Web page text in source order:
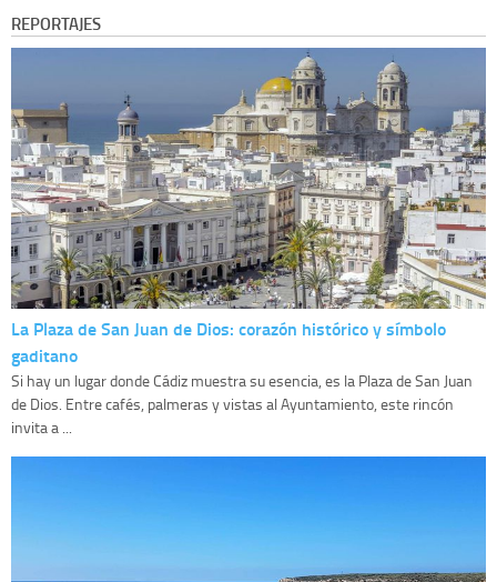
REPORTAJES
La Plaza de San Juan de Dios: corazón histórico y símbolo
gaditano
Si hay un lugar donde Cádiz muestra su esencia, es la Plaza de San Juan
de Dios. Entre cafés, palmeras y vistas al Ayuntamiento, este rincón
invita a ...